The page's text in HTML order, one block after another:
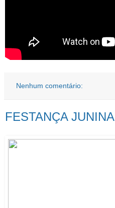
Nenhum comentário:
FESTANÇA JUNINA